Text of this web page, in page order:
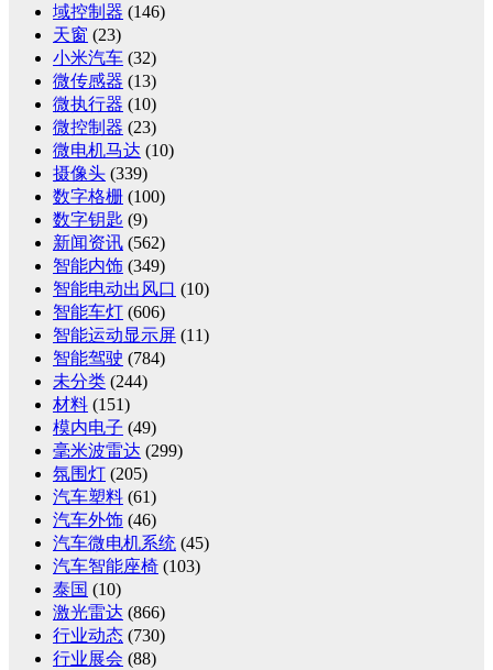
域控制器 (146)
天窗 (23)
小米汽车 (32)
微传感器 (13)
微执行器 (10)
微控制器 (23)
微电机马达 (10)
摄像头 (339)
数字格栅 (100)
数字钥匙 (9)
新闻资讯 (562)
智能内饰 (349)
智能电动出风口 (10)
智能车灯 (606)
智能运动显示屏 (11)
智能驾驶 (784)
未分类 (244)
材料 (151)
模内电子 (49)
毫米波雷达 (299)
氛围灯 (205)
汽车塑料 (61)
汽车外饰 (46)
汽车微电机系统 (45)
汽车智能座椅 (103)
泰国 (10)
激光雷达 (866)
行业动态 (730)
行业展会 (88)